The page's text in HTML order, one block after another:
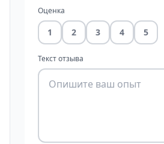
Оценка
1 2 3 4 5
Текст отзыва